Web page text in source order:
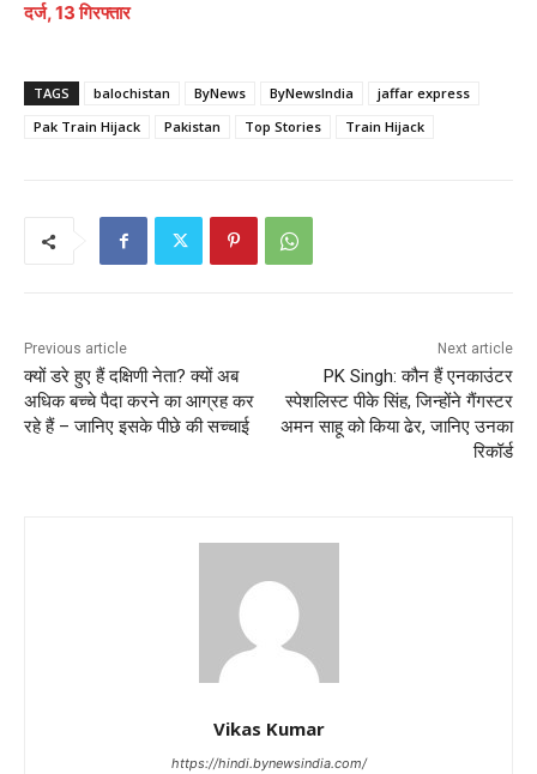
दर्ज, 13 गिरफ्तार
TAGS balochistan ByNews ByNewsIndia
jaffar express
Pak Train Hijack
Pakistan Top Stories Train Hijack
Previous article
क्यों डरे हुए हैं दक्षिणी नेता? क्यों अब
अधिक बच्चे पैदा करने का आग्रह कर
रहे हैं – जानिए इसके पीछे की सच्चाई
Next article
PK Singh: कौन हैं एनकाउंटर
स्पेशलिस्ट पीके सिंह, जिन्होंने गैंगस्टर
अमन ​साहू को किया ढेर, जानिए उनका
रिकॉर्ड
Vikas Kumar
https://hindi.bynewsindia.com/